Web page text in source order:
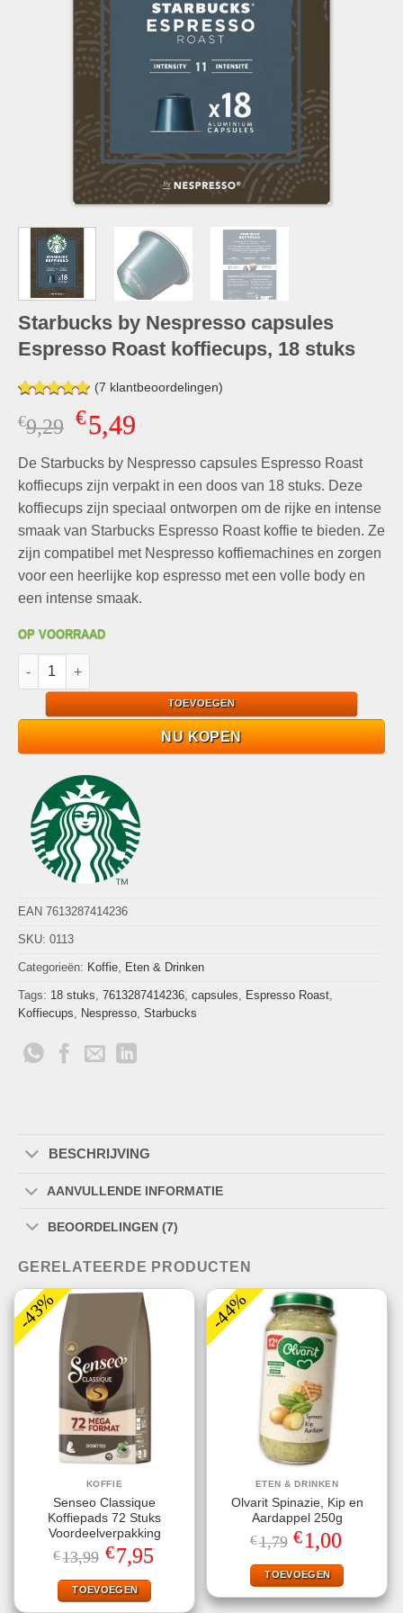
Starbucks by Nespresso capsules
Espresso Roast koffiecups, 18 stuks
Gewaardeerd
5.00 op 5
gebaseerd
waarderingen
(7 klantbeoordelingen)
€9,29 Oorspronkelijke
prijs
was:
€9,29.
€5,49Huidige
is:
€5,49.
De Starbucks by Nespresso capsules Espresso Roast
koffiecups zijn verpakt in een doos van 18 stuks. Deze
koffiecups zijn speciaal ontworpen om de rijke en intense
smaak van Starbucks Espresso Roast koffie te bieden. Ze
zijn compatibel met Nespresso koffiemachines en zorgen
voor een heerlijke kop espresso met een volle body en
een intense smaak.
OP VOORRAAD
Starbucks by Nespresso capsules Espresso Roast
TOEVOEGEN
NU KOPEN
EAN 7613287414236
SKU: 0113
Categorieën: Koffie Eten & Drinken
Tags: 18 stuks 7613287414236 capsules Espresso Roast
Koffiecups
Nespresso Starbucks
BESCHRIJVING
AANVULLENDE INFORMATIE
BEOORDELINGEN (7)
GERELATEERDE PRODUCTEN
-43%
KOFFIE
Senseo Classique
Koffiepads 72 Stuks
Voordeelverpakking
€13,99 Oorspronkelijke
prijs
was:
€13,99.
€7,95prijs
TOEVOEGEN
-44%
ETEN & DRINKEN
Olvarit Spinazie, Kip en
Aardappel 250g
€1,79 Oorspronkelijke
prijs
was:
€1,79.
€1,00
is:
€1,00.
TOEVOEGEN